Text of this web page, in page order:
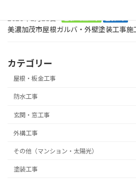
2026年2月21日
美濃加茂市屋根ガルバ・外壁塗装工事施
カテゴリー
屋根・板金工事
防水工事
玄関・窓工事
外構工事
その他（マンション・太陽光）
塗装工事